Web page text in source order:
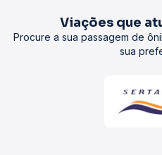
Viações que
Procure a sua passagem de
sua